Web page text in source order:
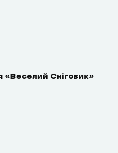
«Веселий Сніговик»